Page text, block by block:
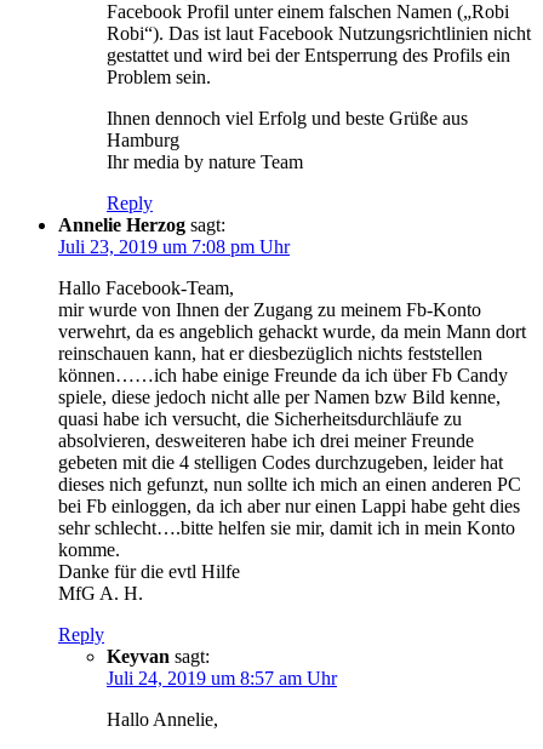
Facebook Profil unter einem falschen Namen („Robi
Robi“). Das ist laut Facebook Nutzungsrichtlinien nicht
gestattet und wird bei der Entsperrung des Profils ein
Problem sein.
Ihnen dennoch viel Erfolg und beste Grüße aus
Hamburg
Ihr media by nature Team
Reply
Annelie Herzog sagt:
Juli 23, 2019 um 7:08 pm Uhr
Hallo Facebook-Team,
mir wurde von Ihnen der Zugang zu meinem Fb-Konto
verwehrt, da es angeblich gehackt wurde, da mein Mann dort
reinschauen kann, hat er diesbezüglich nichts feststellen
können……ich habe einige Freunde da ich über Fb Candy
spiele, diese jedoch nicht alle per Namen bzw Bild kenne,
quasi habe ich versucht, die Sicherheitsdurchläufe zu
absolvieren, desweiteren habe ich drei meiner Freunde
gebeten mit die 4 stelligen Codes durchzugeben, leider hat
dieses nich gefunzt, nun sollte ich mich an einen anderen PC
bei Fb einloggen, da ich aber nur einen Lappi habe geht dies
sehr schlecht….bitte helfen sie mir, damit ich in mein Konto
komme.
Danke für die evtl Hilfe
MfG A. H.
Reply
Keyvan sagt:
Juli 24, 2019 um 8:57 am Uhr
Hallo Annelie,